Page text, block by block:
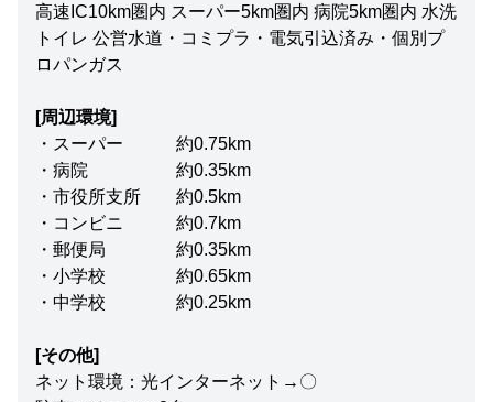
高速IC10km圏内 スーパー5km圏内 病院5km圏内 水洗
トイレ 公営水道・コミプラ・電気引込済み・個別プ
ロパンガス
[周辺環境]
・スーパー 約0.75km
・病院 約0.35km
・市役所支所 約0.5km
・コンビニ 約0.7km
・郵便局 約0.35km
・小学校 約0.65km
・中学校 約0.25km
[その他]
ネット環境：光インターネット→〇